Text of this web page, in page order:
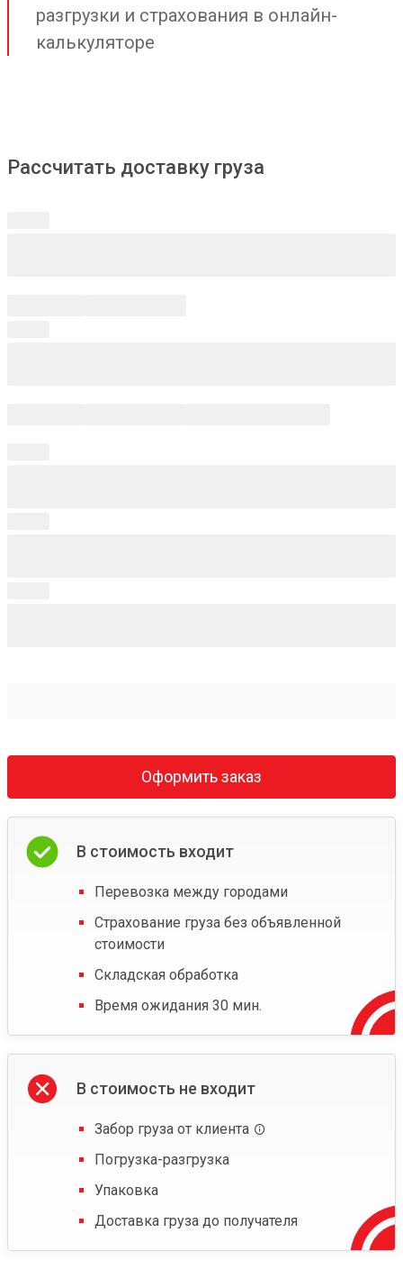
разгрузки и страхования в онлайн-
калькуляторе
Рассчитать доставку груза
Оформить заказ
В стоимость входит
Перевозка между городами
Страхование груза без объявленной
стоимости
Складская обработка
Время ожидания 30 мин.
В стоимость не входит
Забор груза от клиента
Погрузка-разгрузка
Упаковка
Доставка груза до получателя